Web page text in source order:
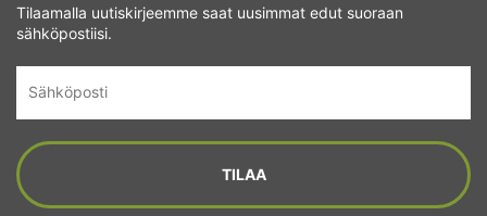
Tilaamalla uutiskirjeemme saat uusimmat edut suoraan
sähköpostiisi.